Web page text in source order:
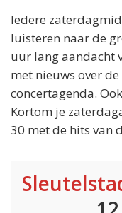
Iedere
luisteren naar de
uur lang aandacht
met nieuws over
concertagenda.
Kortom je
30 met de hits van